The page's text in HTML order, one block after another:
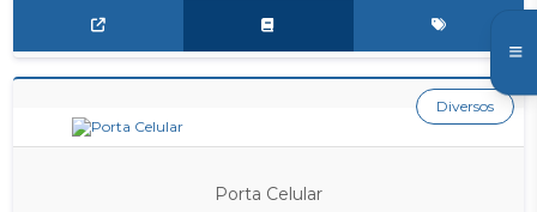
Porta Celular
Diversos